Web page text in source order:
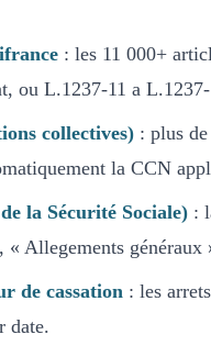
: les 11 000+
ou L.1237-11 a
collectives) : plus
la CCN
la Sécurité Sociale) :
« Allegements
de cassation : les
date.